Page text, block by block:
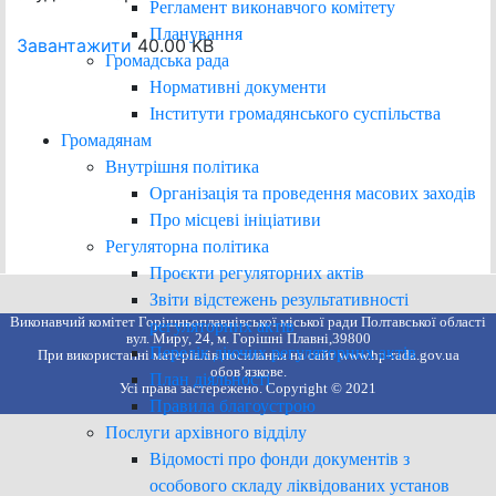
Регламент виконавчого комітету
Планування
Громадська рада
Нормативні документи
Інститути громадянського суспільства
Громадянам
Внутрішня політика
Організація та проведення масових заходів
Про місцеві ініціативи
Регуляторна політика
Проєкти регуляторних актів
Звіти відстежень результативності
регуляторних актів
Перелік діючих регуляторних актів
План діяльності
Правила благоустрою
Послуги архівного відділу
Відомості про фонди документів з
особового складу ліквідованих установ
Завантажити 40.00 KB
Виконавчий комітет Горішньоплавнівської міської ради Полтавської області
вул. Миру, 24, м. Горішні Плавні,39800
При використанні матеріалів посилання на сайт www.hp-rada.gov.ua
обов’язкове.
Усі права застережено. Copyright © 2021